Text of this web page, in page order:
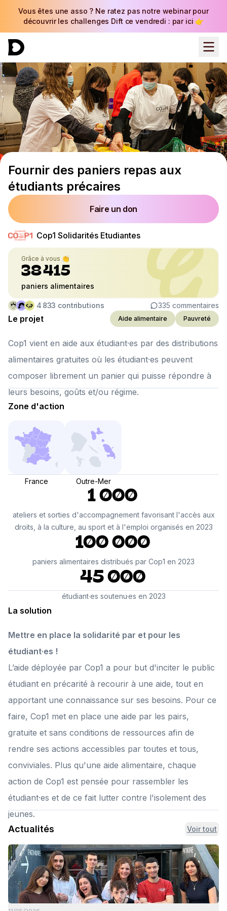
Vous êtes une asso ? Ne ratez pas notre webinar pour
découvrir les challenges Dift ce vendredi : par ici 👉
Fournir des paniers repas aux
étudiants précaires
Faire un don
Cop1 Solidarités Etudiantes
Grâce à vous 👏
38 415
paniers alimentaires
4 833 contributions 335 commentaires
Le projet Aide alimentaire Pauvreté
Cop1 vient en aide aux étudiant·es par des distributions
alimentaires gratuites où les étudiant·es peuvent
composer librement un panier qui puisse répondre à
leurs besoins, goûts et/ou régime.
Zone d'action
France Outre-Mer
1 000
ateliers et sorties d'accompagnement favorisant l'accès aux
droits, à la culture, au sport et à l'emploi organisés en 2023
100 000
paniers alimentaires distribués par Cop1 en 2023
45 000
étudiant·es soutenu·es en 2023
La solution
Mettre en place la solidarité par et pour les
étudiant·es !
L’aide déployée par Cop1 a pour but d'inciter le public
étudiant en précarité à recourir à une aide, tout en
apportant une connaissance sur ses besoins. Pour ce
faire, Cop1 met en place une aide par les pairs,
gratuite et sans conditions de ressources afin de
rendre ses actions accessibles par toutes et tous,
conviviales. Plus qu'une aide alimentaire, chaque
action de Cop1 est pensée pour rassembler les
étudiant·es et de ce fait lutter contre l'isolement des
jeunes.
Actualités Voir tout